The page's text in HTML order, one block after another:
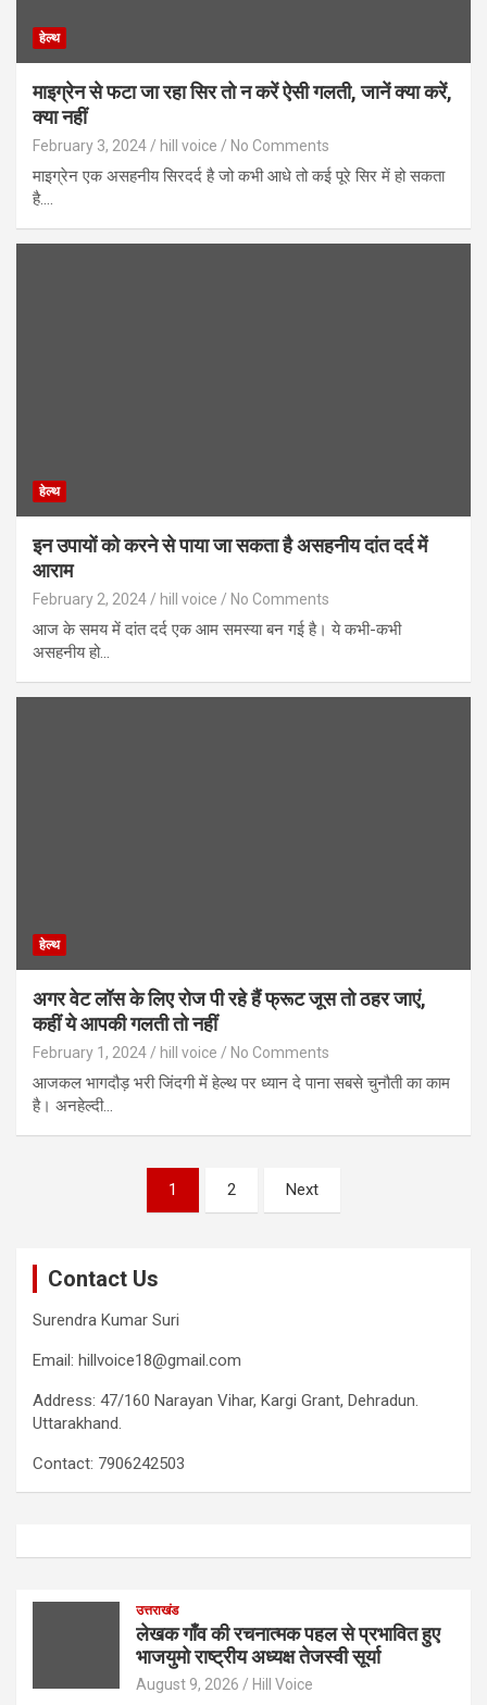
हेल्थ
माइग्रेन से फटा जा रहा सिर तो न करें ऐसी गलती, जानें क्या करें,
क्या नहीं
February 3, 2024 hill voice No Comments
माइग्रेन एक असहनीय सिरदर्द है जो कभी आधे तो कई पूरे सिर में हो सकता
है.…
हेल्थ
इन उपायों को करने से पाया जा सकता है असहनीय दांत दर्द में
आराम
February 2, 2024 hill voice No Comments
आज के समय में दांत दर्द एक आम समस्या बन गई है। ये कभी-कभी
असहनीय हो…
हेल्थ
अगर वेट लॉस के लिए रोज पी रहे हैं फ्रूट जूस तो ठहर जाएं,
कहीं ये आपकी गलती तो नहीं
February 1, 2024 hill voice No Comments
आजकल भागदौड़ भरी जिंदगी में हेल्थ पर ध्यान दे पाना सबसे चुनौती का काम
है। अनहेल्दी…
1 2 Next
Contact Us
Surendra Kumar Suri
Email: hillvoice18@gmail.com
Address: 47/160 Narayan Vihar, Kargi Grant, Dehradun.
Uttarakhand.
Contact: 7906242503
उत्तराखंड
लेखक गाँव की रचनात्मक पहल से प्रभावित हुए
भाजयुमो राष्ट्रीय अध्यक्ष तेजस्वी सूर्या
August 9, 2026 Hill Voice